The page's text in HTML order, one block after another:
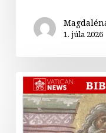
1. júla 2026
37.
Abrahám
Zachariáša